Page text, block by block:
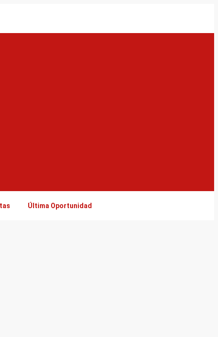
Última Oportunidad